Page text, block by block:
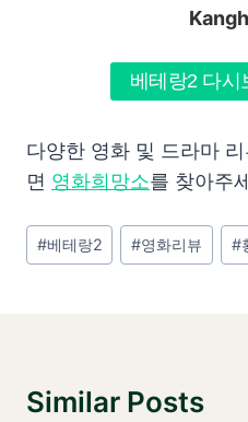
베테랑2 다시
다양한 영화 및 드라마
면 영화희망소를 찾아주
Post
Tags:
#베테랑2 #영화리뷰 #
Similar Posts